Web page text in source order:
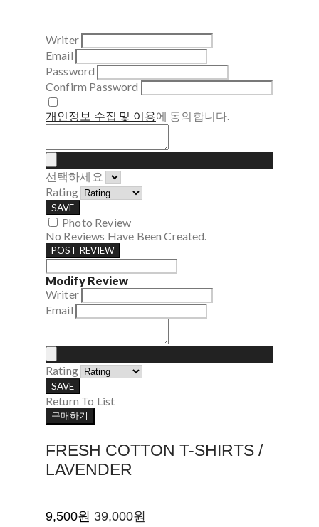
Writer
Email
Password
Confirm Password
개인정보 수집 및 이용에 동의합니다.
선택하세요
Rating
SAVE
Photo Review
No Reviews Have Been Created.
POST REVIEW
Modify Review
Writer
Email
Rating
SAVE
Return To List
구매하기
FRESH COTTON T-SHIRTS /
LAVENDER
9,500원 39,000원